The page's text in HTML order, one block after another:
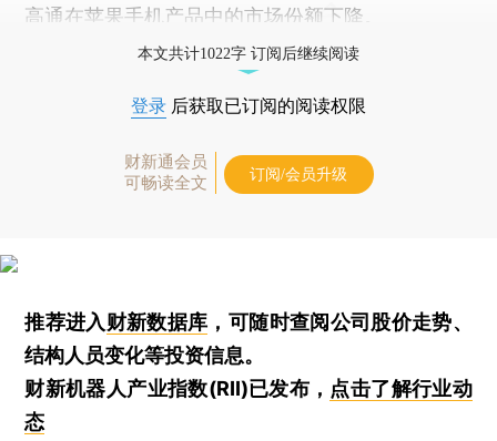
高通在苹果手机产品中的市场份额下降。
本文共计1022字 订阅后继续阅读
登录 后获取已订阅的阅读权限
财新通会员
可畅读全文
订阅/会员升级
推荐进入财新数据库 ，可随时查阅公司股价走势、
结构人员变化等投资信息。
财新机器人产业指数(RII)已发布， 点击了解行业动
态